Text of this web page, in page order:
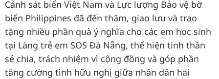
Cảnh sát biển Việt Nam và Lực lượng Bảo vệ bờ
biển Philippines đã đến thăm, giao lưu và trao
tặng nhiều phần quà ý nghĩa cho các em học sinh
tại Làng trẻ em SOS Đà Nẵng, thể hiện tinh thần
sẻ chia, trách nhiệm vì cộng đồng và góp phần
tăng cường tình hữu nghị giữa nhân dân hai